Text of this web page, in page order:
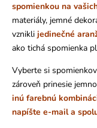
spomienkou na
materiály, jemné
vznikli jedinečné
ako tichá spomienka
Vyberte si
zároveň prinesie
inú farebnú
napíšte e-mail a